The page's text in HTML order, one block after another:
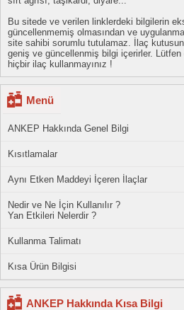
Bu sitede ve verilen linklerdeki bilgilerin
güncellenmemiş olmasından ve
site sahibi sorumlu tutulamaz. İlaç
geniş ve güncellenmiş bilgi içerirler. Lütfen
hiçbir ilaç kullanmayınız !
Menü
ANKEP Hakkında Genel Bilgi
Kısıtlamalar
Aynı Etken Maddeyi İçeren İlaçlar
Nedir ve Ne İçin Kullanılır ?
Yan Etkileri Nelerdir ?
Kullanma Talimatı
Kısa Ürün Bilgisi
ANKEP Hakkında Kısa Bilgi